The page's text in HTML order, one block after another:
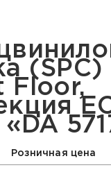
(SPC)
Floor,
Розничная цена